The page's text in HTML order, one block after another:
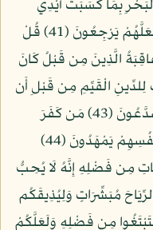
وَالْبَحْرِ بِمَا كَسَبَتْ أَيْدِي
النَّاسِ لِيُذِيقَهُم بَعْضَ الَّذِي عَمِلُوا لَعَلَّهُمْ يَرْجِعُونَ (41) قُلْ
الَّذِينَ مِن قَبْلُ كَانَ
وَجْهَكَ لِلدِّينِ الْقَيِّمِ مِن قَبْلِ أَن
يَأْتِيَ يَوْمٌ لَّا مَرَدَّ لَهُ مِنَ اللَّهِ يَوْمَئِذٍ يَصَّدَّعُونَ (43) مَن كَفَرَ
فَعَلَيْهِ كُفْرُهُ وَمَنْ عَمِلَ صَالِحًا فَلِأَنفُسِهِمْ يَمْهَدُونَ (44)
مِن فَضْلِهِ إِنَّهُ لَا يُحِبُّ
الرِّيَاحَ مُبَشِّرَاتٍ وَلِيُذِيقَكُم
مِن فَضْلِهِ وَلَعَلَّكُمْ